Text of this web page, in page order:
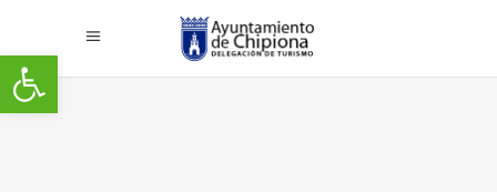
Abrir barra de herramientas